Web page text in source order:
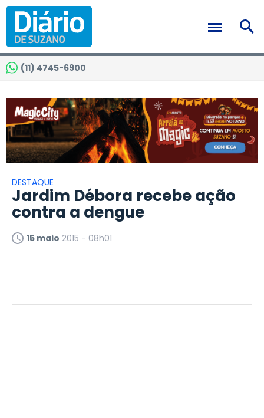
(11) 4745-6900
DESTAQUE
Jardim Débora recebe ação
contra a dengue
15 maio 2015 - 08h01